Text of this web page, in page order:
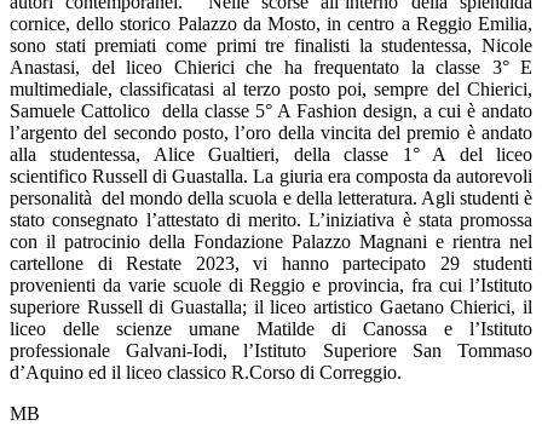
cornice, dello storico Palazzo da Mosto, in centro a Reggio Emilia,
sono stati premiati come primi tre finalisti la studentessa, Nicole
Anastasi, del liceo Chierici che ha frequentato la classe 3° E
multimediale, classificatasi al terzo posto poi, sempre del Chierici,
Samuele Cattolico della classe 5° A Fashion design, a cui è andato
l’argento del secondo posto, l’oro della vincita del premio è andato
alla studentessa, Alice Gualtieri, della classe 1° A del liceo
scientifico Russell di Guastalla. La giuria era composta da autorevoli
personalità del mondo della scuola e della letteratura. Agli studenti è
stato consegnato l’attestato di merito. L’iniziativa è stata promossa
con il patrocinio della Fondazione Palazzo Magnani e rientra nel
cartellone di Restate 2023, vi hanno partecipato 29 studenti
provenienti da varie scuole di Reggio e provincia, fra cui l’Istituto
superiore Russell di Guastalla; il liceo artistico Gaetano Chierici, il
liceo delle scienze umane Matilde di Canossa e l’Istituto
professionale Galvani-Iodi, l’Istituto Superiore San Tommaso
d’Aquino ed il liceo classico R.Corso di Correggio.
MB